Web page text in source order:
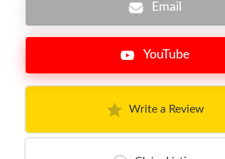
Email
YouTube
Write a Review